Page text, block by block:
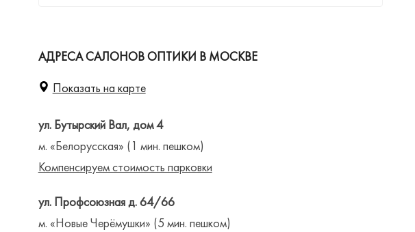
АДРЕСА САЛОНОВ ОПТИКИ В МОСКВЕ
Показать на карте
ул. Бутырский Вал, дом 4
м. «Белорусская» (1 мин. пешком)
Компенсируем стоимость парковки
ул. Профсоюзная д. 64/66
м. «Новые Черёмушки» (5 мин. пешком)